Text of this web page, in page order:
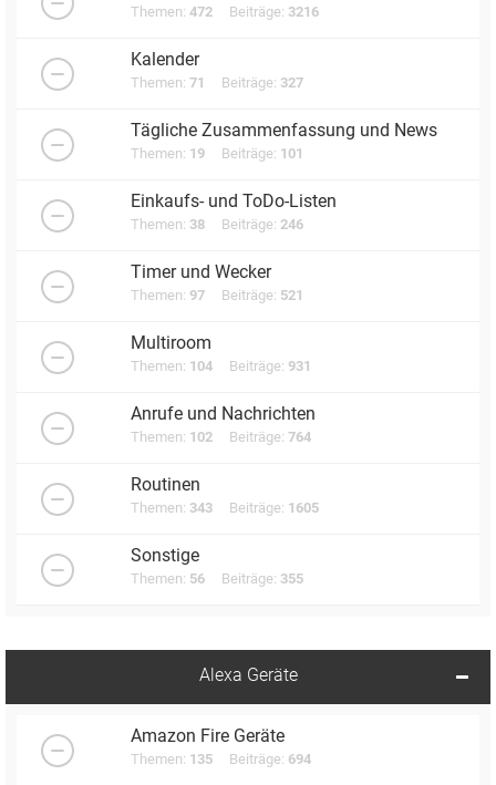
Themen: 472 Beiträge: 3216
Kalender
Themen: 71 Beiträge: 327
Tägliche Zusammenfassung und News
Themen: 19 Beiträge: 101
Einkaufs- und ToDo-Listen
Themen: 38 Beiträge: 246
Timer und Wecker
Themen: 97 Beiträge: 521
Multiroom
Themen: 104 Beiträge: 931
Anrufe und Nachrichten
Themen: 102 Beiträge: 764
Routinen
Themen: 343 Beiträge: 1605
Sonstige
Themen: 56 Beiträge: 355
Alexa Geräte
Amazon Fire Geräte
Themen: 135 Beiträge: 694